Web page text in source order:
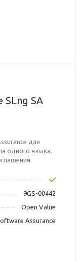
SLng SA
для
одного языка.
9GS-00442
Open Value
Assurance